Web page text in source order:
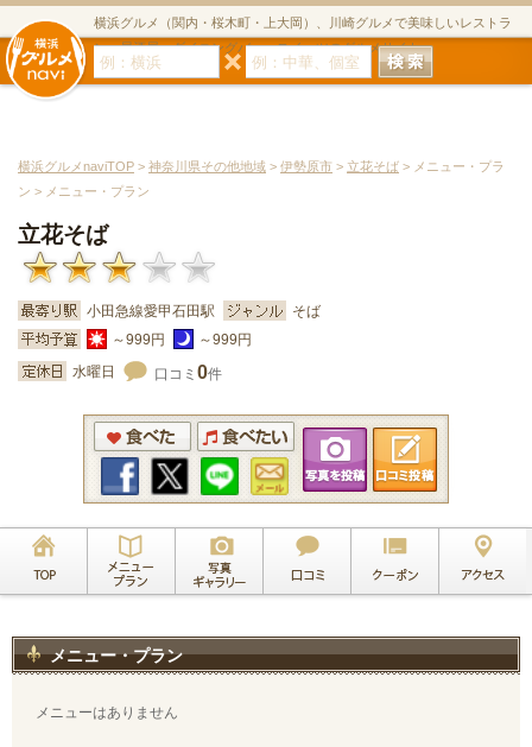
横浜グルメ（関内・桜木町・上大岡）、川崎グルメで美味しいレストラ
ン・居酒屋・ダイニングバー・スイーツのグルメサイト
横浜グルメnaviTOP > 神奈川県その他地域 > 伊勢原市 > 立花そば > メニュー・プラ
ン > メニュー・プラン
立花そば
小田急線愛甲石田駅
そば
～999円
～999円
水曜日
口コミ 0件
メニュー・プラン
メニューはありません